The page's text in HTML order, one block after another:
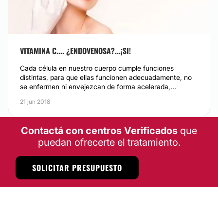
VITAMINA C.... ¿ENDOVENOSA?...¡SI!
Cada célula en nuestro cuerpo cumple funciones
distintas, para que ellas funcionen adecuadamente, no
se enfermen ni envejezcan de forma acelerada,...
21 jun 2018
Contactá con centros Verificados que
puedan ofrecerte el tratamiento.
SOLICITAR PRESUPUESTO